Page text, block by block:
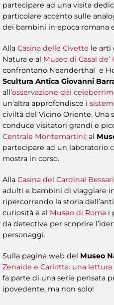
partecipare ad una visita
particolare accento sulle
dei bambini in epoca romana
Alla Casina delle Civette le arti
Natura e al Museo di Casal de’
confrontano Neanderthal e
Scultura Antica Giovanni
all’osservazione dei
un’altra approfondisce i
civiltà del Vicino Oriente. Una
conduce visitatori grandi e
Centrale Montemartini; al
partecipare ad un laboratorio
mostra in corso.
Alla Casina del Cardinal
adulti e bambini di viaggiare
ripercorrendo la storia
curiosità e al Museo di Roma i
da detective per scoprire
personaggi.
Sulla pagina web del Museo
Zenaide e Carlotta: una lettura
fa parte di una serie pensata
ipovedente, ma non solo!